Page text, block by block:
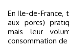
En Ile-de-
aux porcs)
mais leur
consommation